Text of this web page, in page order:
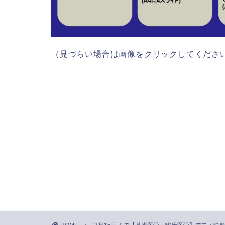
（見づらい場合は画像をクリックしてくださ